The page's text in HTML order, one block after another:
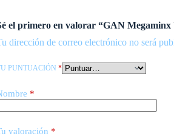
el primero en valorar “GAN
dirección de correo electrónico no será
PUNTUACIÓN *
*
valoración *